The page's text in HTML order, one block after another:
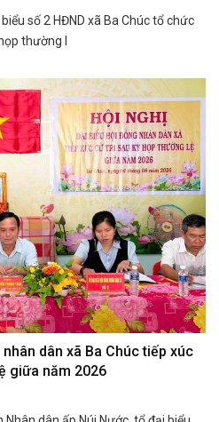
số 2 HĐND xã Ba Chúc tổ chức
thường l
dân xã Ba Chúc tiếp xúc
giữa năm 2026